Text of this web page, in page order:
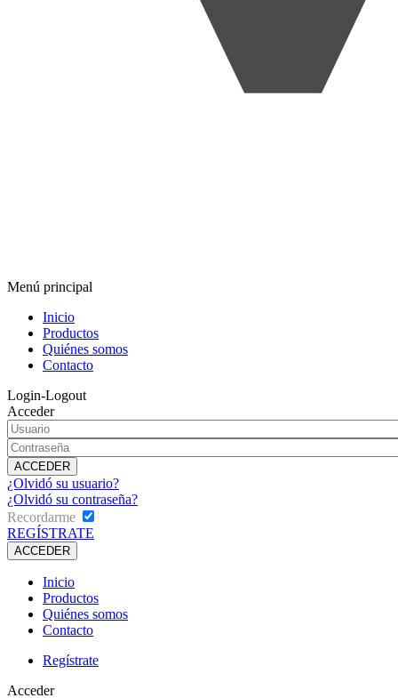
Menú principal
Inicio
Productos
Quiénes somos
Contacto
Login-Logout
Acceder
¿Olvidó su usuario?
¿Olvidó su contraseña?
Recordarme
REGÍSTRATE
Inicio
Productos
Quiénes somos
Contacto
Regístrate
Acceder